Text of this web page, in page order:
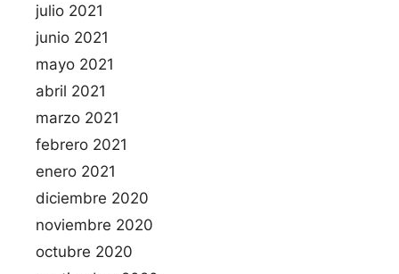
julio 2021
junio 2021
mayo 2021
abril 2021
marzo 2021
febrero 2021
enero 2021
diciembre 2020
noviembre 2020
octubre 2020